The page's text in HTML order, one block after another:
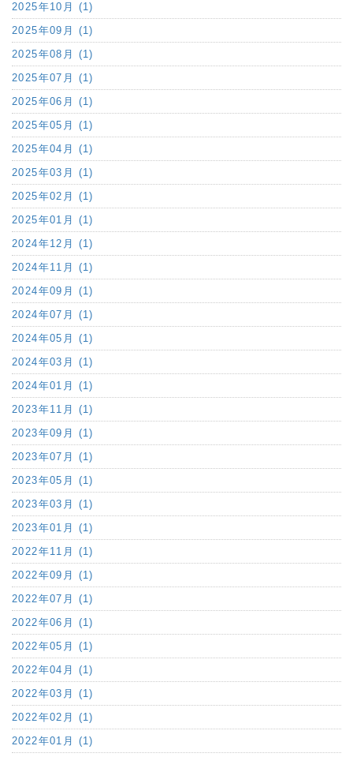
2025年10月 (1)
2025年09月 (1)
2025年08月 (1)
2025年07月 (1)
2025年06月 (1)
2025年05月 (1)
2025年04月 (1)
2025年03月 (1)
2025年02月 (1)
2025年01月 (1)
2024年12月 (1)
2024年11月 (1)
2024年09月 (1)
2024年07月 (1)
2024年05月 (1)
2024年03月 (1)
2024年01月 (1)
2023年11月 (1)
2023年09月 (1)
2023年07月 (1)
2023年05月 (1)
2023年03月 (1)
2023年01月 (1)
2022年11月 (1)
2022年09月 (1)
2022年07月 (1)
2022年06月 (1)
2022年05月 (1)
2022年04月 (1)
2022年03月 (1)
2022年02月 (1)
2022年01月 (1)